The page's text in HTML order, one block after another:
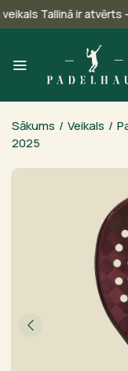
veikals Tallinā ir
Sākums / Veikals /
2025